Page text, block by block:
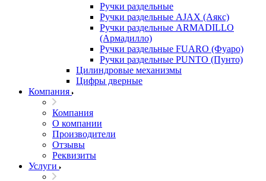
Ручки раздельные
Ручки раздельные AJAX (Аякс)
Ручки раздельные ARMADILLO
(Армадилло)
Ручки раздельные FUARO (Фуаро)
Ручки раздельные PUNTO (Пунто)
Цилиндровые механизмы
Цифры дверные
Компания
Компания
О компании
Производители
Отзывы
Реквизиты
Услуги